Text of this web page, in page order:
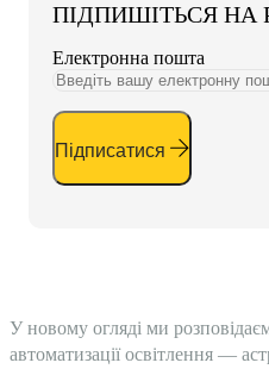
ПІДПИШІТЬСЯ НА
Електронна пошта
Підписатися
У новому огляді ми
автоматизації освітлення —